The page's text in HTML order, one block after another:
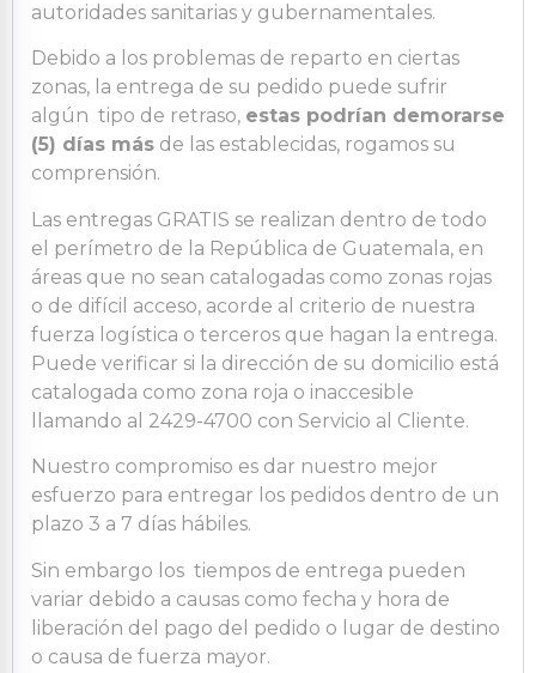
autoridades sanitarias y gubernamentales.
Debido a los problemas de reparto en ciertas
zonas, la entrega de su pedido puede sufrir
algún tipo de retraso, estas podrían demorarse
(5) días más de las establecidas, rogamos su
comprensión.
Las entregas GRATIS se realizan dentro de todo
el perímetro de la República de Guatemala, en
áreas que no sean catalogadas como zonas rojas
o de difícil acceso, acorde al criterio de nuestra
fuerza logística o terceros que hagan la entrega.
Puede verificar si la dirección de su domicilio está
catalogada como zona roja o inaccesible
llamando al 2429-4700 con Servicio al Cliente.
Nuestro compromiso es dar nuestro mejor
esfuerzo para entregar los pedidos dentro de un
plazo 3 a 7 días hábiles.
Sin embargo los tiempos de entrega pueden
variar debido a causas como fecha y hora de
liberación del pago del pedido o lugar de destino
o causa de fuerza mayor.